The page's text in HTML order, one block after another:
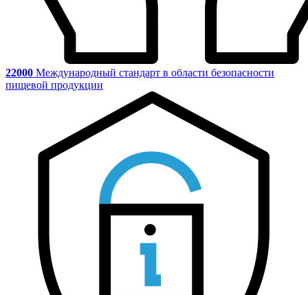
22000 Международный стандарт в области безопасности
пищевой продукции